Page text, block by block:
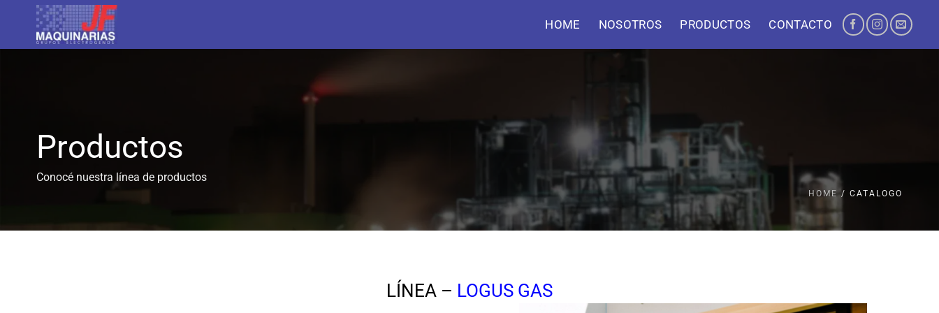
contenido
HOME NOSOTROS PRODUCTOS CONTACTO
Productos
Conocé nuestra línea de productos
HOME / CATALOGO
LÍNEA – LOGUS GAS